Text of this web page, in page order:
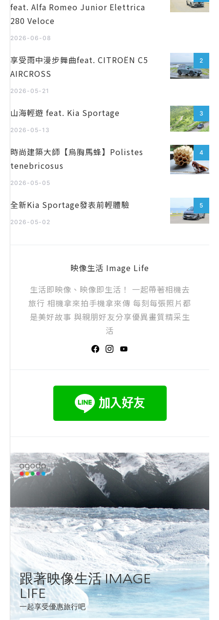
feat. Alfa Romeo Junior Elettrica
280 Veloce
2026-06-08
2
享受雨中漫步舞曲feat. CITROËN C5
AIRCROSS
2026-05-21
3
山海輕遊 feat. Kia Sportage
2026-05-13
4
時尚建築大師【烏胸馬蜂】Polistes
tenebricosus
2026-05-05
5
全新Kia Sportage發表前輕體驗
2026-05-02
映像生活 Image Life
生活即映像、映像即生活！ 一起帶著相機去
旅行 相機拿來拍手機拿來傳 每刻每張照片都
是美好故事 與親朋好友分享優異畫質精采生
活